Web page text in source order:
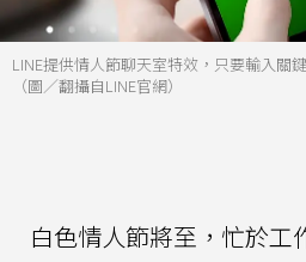
LINE提供情人節聊天室特效，只要輸入關
（圖／翻攝自LINE官網）
白色情人節將至，忙於工